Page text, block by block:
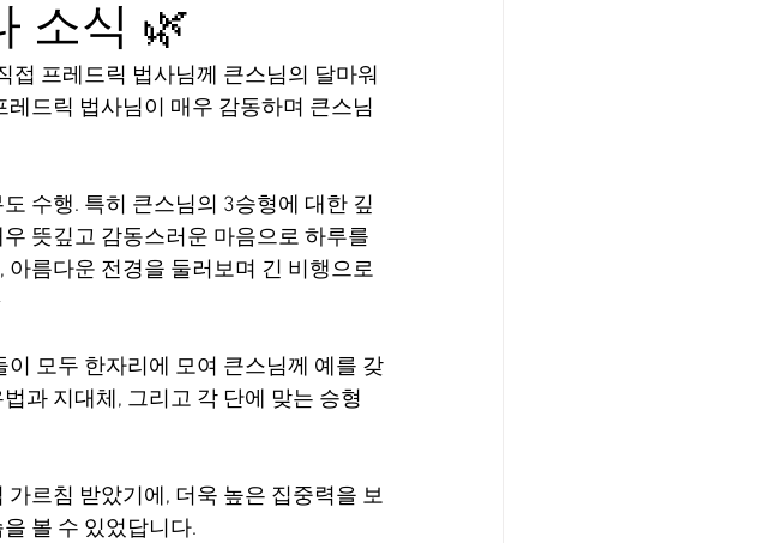
소식 🌿
접 프레드릭 법사님께 큰스님의 달마워
드릭 법사님이 매우 감동하며 큰스님
수행. 특히 큰스님의 3승형에 대한 깊
뜻깊고 감동스러운 마음으로 하루를
름다운 전경을 둘러보며 긴 비행으로
모두 한자리에 모여 큰스님께 예를 갖
과 지대체, 그리고 각 단에 맞는 승형
르침 받았기에, 더욱 높은 집중력을 보
볼 수 있었답니다.